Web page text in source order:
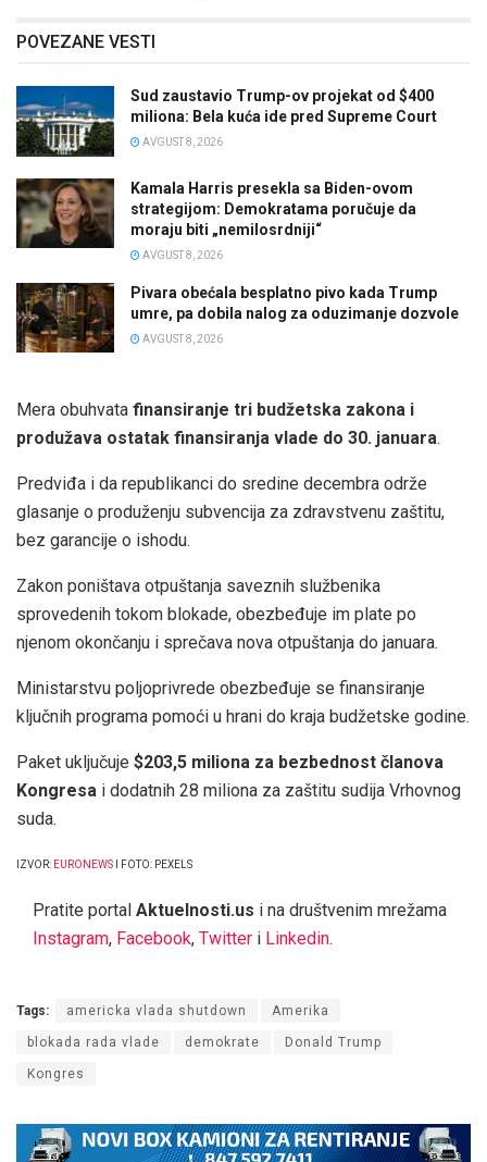
POVEZANE VESTI
Sud zaustavio Trump-ov projekat od $400
miliona: Bela kuća ide pred Supreme Court
AVGUST 8, 2026
Kamala Harris presekla sa Biden-ovom
strategijom: Demokratama poručuje da
moraju biti „nemilosrdniji“
AVGUST 8, 2026
Pivara obećala besplatno pivo kada Trump
umre, pa dobila nalog za oduzimanje dozvole
AVGUST 8, 2026
Mera obuhvata finansiranje tri budžetska zakona i
produžava ostatak finansiranja vlade do 30. januara.
Predviđa i da republikanci do sredine decembra održe
glasanje o produženju subvencija za zdravstvenu zaštitu,
bez garancije o ishodu.
Zakon poništava otpuštanja saveznih službenika
sprovedenih tokom blokade, obezbeđuje im plate po
njenom okončanju i sprečava nova otpuštanja do januara.
Ministarstvu poljoprivrede obezbeđuje se finansiranje
ključnih programa pomoći u hrani do kraja budžetske godine.
Paket uključuje $203,5 miliona za bezbednost članova
Kongresa i dodatnih 28 miliona za zaštitu sudija Vrhovnog
suda.
IZVOR: EURONEWS I FOTO: PEXELS
Pratite portal Aktuelnosti.us i na društvenim mrežama
Instagram, Facebook, Twitter i Linkedin.
Tags: americka vlada shutdown Amerika
blokada rada vlade demokrate Donald Trump
Kongres